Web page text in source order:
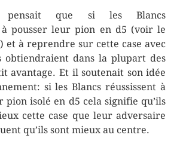
pensait que si les Blancs
à pousser leur pion en d5 (voir le
et à reprendre sur cette case avec
obtiendraient dans la plupart des
avantage. Et il soutenait son idée
si les Blancs réussissent à
pion isolé en d5 cela signifie qu’ils
cette case que leur adversaire
qu’ils sont mieux au centre.